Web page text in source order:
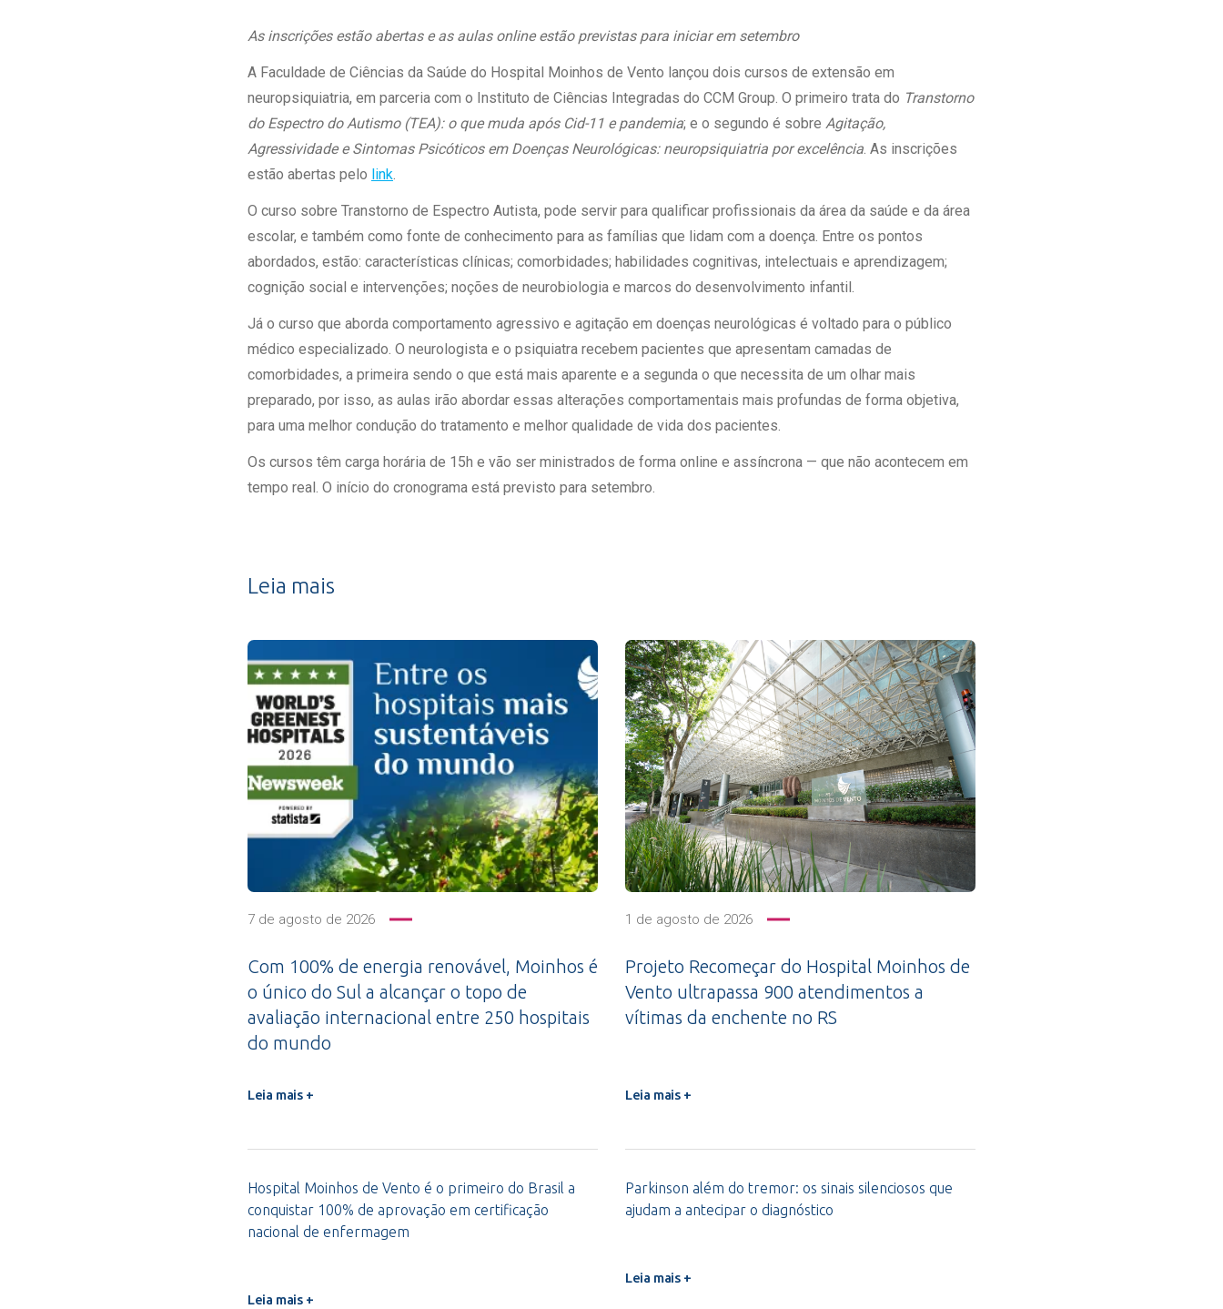
Estrutura de Gestão
Farmácia
Fisioterapia
Responsabilidade Ambiental
Responsabilidade Social
Serviço Social
Saúde Digital Moinhos
Cabine Telemedicina
As inscrições estão abertas e as aulas online estão previstas para iniciar em setembro
A Faculdade de Ciências da Saúde do Hospital Moinhos de Vento lançou dois cursos de extensão em
neuropsiquiatria, em parceria com o Instituto de Ciências Integradas do CCM Group. O primeiro trata do Transtorno
do Espectro do Autismo (TEA): o que muda após Cid-11 e pandemia; e o segundo é sobre Agitação,
Agressividade e Sintomas Psicóticos em Doenças Neurológicas: neuropsiquiatria por excelência. As inscrições
estão abertas pelo link.
O curso sobre Transtorno de Espectro Autista, pode servir para qualificar profissionais da área da saúde e da área
escolar, e também como fonte de conhecimento para as famílias que lidam com a doença. Entre os pontos
abordados, estão: características clínicas; comorbidades; habilidades cognitivas, intelectuais e aprendizagem;
cognição social e intervenções; noções de neurobiologia e marcos do desenvolvimento infantil.
Já o curso que aborda comportamento agressivo e agitação em doenças neurológicas é voltado para o público
médico especializado. O neurologista e o psiquiatra recebem pacientes que apresentam camadas de
comorbidades, a primeira sendo o que está mais aparente e a segunda o que necessita de um olhar mais
preparado, por isso, as aulas irão abordar essas alterações comportamentais mais profundas de forma objetiva,
para uma melhor condução do tratamento e melhor qualidade de vida dos pacientes.
Os cursos têm carga horária de 15h e vão ser ministrados de forma online e assíncrona — que não acontecem em
tempo real. O início do cronograma está previsto para setembro.
Leia mais
7 de agosto de 2026
Com 100% de energia renovável, Moinhos é
o único do Sul a alcançar o topo de
avaliação internacional entre 250 hospitais
do mundo
Leia mais +
1 de agosto de 2026
Projeto Recomeçar do Hospital Moinhos de
Vento ultrapassa 900 atendimentos a
vítimas da enchente no RS
Leia mais +
Hospital Moinhos de Vento é o primeiro do Brasil a
conquistar 100% de aprovação em certificação
nacional de enfermagem
Leia mais +
Parkinson além do tremor: os sinais silenciosos que
ajudam a antecipar o diagnóstico
Leia mais +